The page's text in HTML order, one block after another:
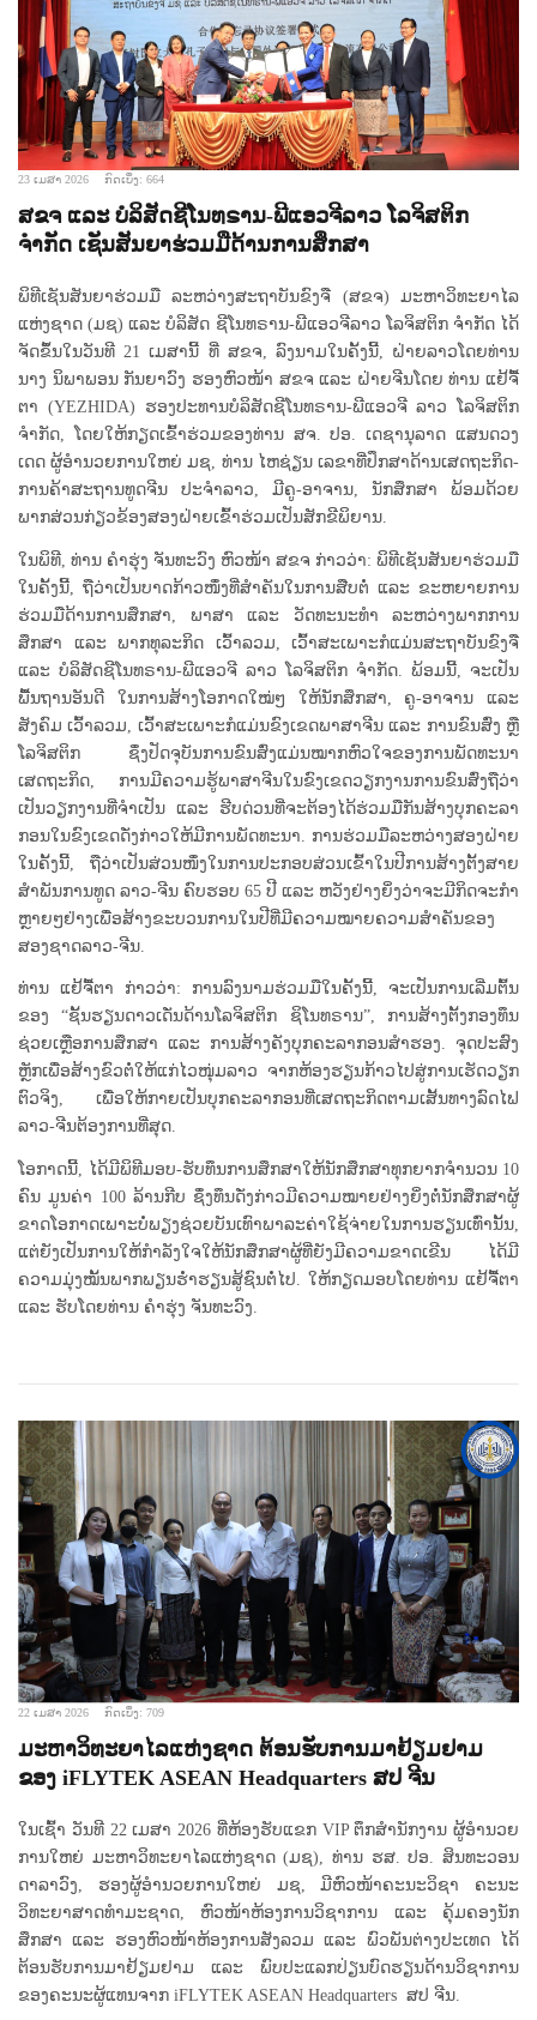
23 ເມສາ 2026 ກົດເບິ່ງ: 664
ສຂຈ ແລະ ບໍລິສັດຊີໂນທຣານ-ພີແອວຈີລາວ ໂລຈິສຕິກ
ຈຳກັດ ເຊັນສັນຍາຮ່ວມມືດ້ານການສຶກສາ
ພິທີເຊັນສັນຍາຮ່ວມມື ລະຫວ່າງສະຖາບັນຂົງຈື (ສຂຈ) ມະຫາວິທະຍາໄລ
ແຫ່ງຊາດ (ມຊ) ແລະ ບໍລິສັດ ຊີໂນທຣານ-ພີແອວຈີລາວ ໂລຈິສຕິກ ຈຳກັດ ໄດ້
ຈັດຂຶ້ນໃນວັນທີ 21 ເມສານີ້ ທີ່ ສຂຈ, ລົງນາມໃນຄັ້ງນີ້, ຝ່າຍລາວໂດຍທ່ານ
ນາງ ນິພາພອນ ກັນຍາວົງ ຮອງຫົວໜ້າ ສຂຈ ແລະ ຝ່າຍຈີນໂດຍ ທ່ານ ແຢ້ຈື້
ຕາ (YEZHIDA) ຮອງປະທານບໍລິສັດຊີໂນທຣານ-ພີແອວຈີ ລາວ ໂລຈິສຕິກ
ຈໍາກັດ, ໂດຍໃຫ້ກຽດເຂົ້າຮ່ວມຂອງທ່ານ ສຈ. ປອ. ເດຊານຸລາດ ແສນດວງ
ເດດ ຜູ້ອໍານວຍການໃຫຍ່ ມຊ, ທ່ານ ໄຫຊ່ຽນ ເລຂາທີ່ປຶກສາດ້ານເສດຖະກິດ-
ການຄ້າສະຖານທູດຈີນ ປະຈຳລາວ, ມີຄູ-ອາຈານ, ນັກສຶກສາ ພ້ອມດ້ວຍ
ພາກສ່ວນກ່ຽວຂ້ອງສອງຝ່າຍເຂົ້າຮ່ວມເປັນສັກຂີພິຍານ.
ໃນພິທີ, ທ່ານ ຄໍາຮຸ່ງ ຈັນທະວົງ ຫົວໜ້າ ສຂຈ ກ່າວວ່າ: ພິທີເຊັນສັນຍາຮ່ວມມື
ໃນຄັ້ງນີ້, ຖືວ່າເປັນບາດກ້າວໜຶ່ງທີ່ສໍາຄັນໃນການສືບຕໍ່ ແລະ ຂະຫຍາຍການ
ຮ່ວມມືດ້ານການສຶກສາ, ພາສາ ແລະ ວັດທະນະທໍາ ລະຫວ່າງພາກການ
ສຶກສາ ແລະ ພາກທຸລະກິດ ເວົ້າລວມ, ເວົ້າສະເພາະກໍແມ່ນສະຖາບັນຂົງຈື
ແລະ ບໍລິສັດຊີໂນທຣານ-ພີແອວຈີ ລາວ ໂລຈິສຕິກ ຈຳກັດ. ພ້ອມນີ້, ຈະເປັນ
ພື້ນຖານອັນດີ ໃນການສ້າງໂອກາດໃໝ່ໆ ໃຫ້ນັກສຶກສາ, ຄູ-ອາຈານ ແລະ
ສັງຄົມ ເວົ້າລວມ, ເວົ້າສະເພາະກໍແມ່ນຂົງເຂດພາສາຈີນ ແລະ ການຂົນສົ່ງ ຫຼື
ໂລຈິສຕິກ ຊຶ່ງປັດຈຸບັນການຂົນສົ່ງແມ່ນໝາກຫົວໃຈຂອງການພັດທະນາ
ເສດຖະກິດ, ການມີຄວາມຮູ້ພາສາຈີນໃນຂົງເຂດວຽກງານການຂົນສົ່ງຖືວ່າ
ເປັນວຽກງານທີ່ຈໍາເປັນ ແລະ ຮີບດ່ວນທີ່ຈະຕ້ອງໄດ້ຮ່ວມມືກັນສ້າງບຸກຄະລາ
ກອນໃນຂົງເຂດດັ່ງກ່າວໃຫ້ມີການພັດທະນາ. ການຮ່ວມມືລະຫວ່າງສອງຝ່າຍ
ໃນຄັ້ງນີ້, ຖືວ່າເປັນສ່ວນໜຶ່ງໃນການປະກອບສ່ວນເຂົ້າໃນປີການສ້າງຕັ້ງສາຍ
ສໍາພັນການທູດ ລາວ-ຈີນ ຄົບຮອບ 65 ປີ ແລະ ຫວັງຢ່າງຍິ່ງວ່າຈະມີກິດຈະກໍາ
ຫຼາຍໆຢ່າງເພື່ອສ້າງຂະບວນການໃນປີທີ່ມີຄວາມໝາຍຄວາມສໍາຄັນຂອງ
ສອງຊາດລາວ-ຈີນ.
ທ່ານ ແຢ້ຈື້ຕາ ກ່າວວ່າ: ການລົງນາມຮ່ວມມືໃນຄັ້ງນີ້, ຈະເປັນການເລີ່ມຕົ້ນ
ຂອງ “ຊັ້ນຮຽນດາວເດັ່ນດ້ານໂລຈິສຕິກ ຊິໂນທຣານ”, ການສ້າງຕັ້ງກອງທຶນ
ຊ່ວຍເຫຼືອການສຶກສາ ແລະ ການສ້າງຄັງບຸກຄະລາກອນສຳຮອງ. ຈຸດປະສົງ
ຫຼັກເພື່ອສ້າງຂົວຕໍ່ໃຫ້ແກ່ໄວໜຸ່ມລາວ ຈາກຫ້ອງຮຽນກ້າວໄປສູ່ການເຮັດວຽກ
ຕົວຈິງ, ເພື່ອໃຫ້ກາຍເປັນບຸກຄະລາກອນທີ່ເສດຖະກິດຕາມເສັ້ນທາງລົດໄຟ
ລາວ-ຈີນຕ້ອງການທີ່ສຸດ.
ໂອກາດນີ້, ໄດ້ມີພິທີມອບ-ຮັບທຶນການສຶກສາໃຫ້ນັກສຶກສາທຸກຍາກຈໍານວນ 10
ຄົນ ມູນຄ່າ 100 ລ້ານກີບ ຊຶ່ງທຶນດັ່ງກ່າວມີຄວາມໝາຍຢ່າງຍິ່ງຕໍ່ນັກສຶກສາຜູ້
ຂາດໂອກາດເພາະບໍ່ພຽງຊ່ວຍບັນເທົາພາລະຄ່າໃຊ້ຈ່າຍໃນການຮຽນເທົ່ານັ້ນ,
ແຕ່ຍັງເປັນການໃຫ້ກໍາລັງໃຈໃຫ້ນັກສຶກສາຜູ້ທີ່ຍັງມີຄວາມຂາດເຂີນ ໄດ້ມີ
ຄວາມມຸ່ງໝັ້ນພາກພຽນຮໍ່າຮຽນສູ້ຊົນຕໍ່ໄປ. ໃຫ້ກຽດມອບໂດຍທ່ານ ແຢ້ຈື້ຕາ
ແລະ ຮັບໂດຍທ່ານ ຄໍາຮຸ່ງ ຈັນທະວົງ.
22 ເມສາ 2026 ກົດເບິ່ງ: 709
ມະຫາວິທະຍາໄລແຫ່ງຊາດ ຕ້ອນຮັບການມາຢ້ຽມຢາມ
ຂອງ iFLYTEK ASEAN Headquarters ສປ ຈີນ
ໃນເຊົ້າ ວັນທີ 22 ເມສາ 2026 ທີ່ຫ້ອງຮັບແຂກ VIP ຕຶກສຳນັກງານ ຜູ້ອໍານວຍ
ການໃຫຍ່ ມະຫາວິທະຍາໄລແຫ່ງຊາດ (ມຊ), ທ່ານ ຮສ. ປອ. ສິນທະວອນ
ດາລາວົງ, ຮອງຜູ້ອຳນວຍການໃຫຍ່ ມຊ, ມີຫົວໜ້າຄະນະວິຊາ ຄະນະ
ວິທະຍາສາດທຳມະຊາດ, ຫົວໜ້າຫ້ອງການວິຊາການ ແລະ ຄຸ້ມຄອງນັກ
ສຶກສາ ແລະ ຮອງຫົວໜ້າຫ້ອງການສັງລວມ ແລະ ພົວພັນຕ່າງປະເທດ ໄດ້
ຕ້ອນຮັບການມາຢ້ຽມຢາມ ແລະ ພົບປະແລກປ່ຽນບົດຮຽນດ້ານວິຊາການ
ຂອງຄະນະຜູ້ແທນຈາກ iFLYTEK ASEAN Headquarters ສປ ຈີນ.